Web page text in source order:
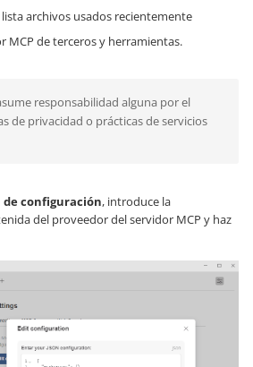
lista archivos usados recientemente
MCP de terceros y herramientas.
responsabilidad alguna por el
de privacidad o prácticas de servicios
de configuración, introduce la
del proveedor del servidor MCP y haz